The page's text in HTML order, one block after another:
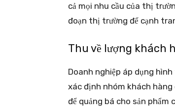
cả mọi nhu cầu của thị
đoạn thị trường để cạnh
Thu về lượng khách
Doanh nghiệp áp dụng
xác định nhóm khách hàng
để quảng bá cho sản phẩm